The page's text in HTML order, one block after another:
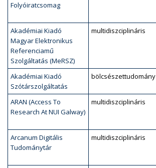
Folyóiratcsomag
Akadémiai Kiadó
Magyar Elektronikus
Referenciamű
Szolgáltatás (MeRSZ)
multidiszciplináris
Akadémiai Kiadó
Szótárszolgáltatás
bölcsészettudomány
ARAN (Access To
Research At NUI Galway)
multidiszciplináris
Arcanum Digitális
Tudománytár
multidiszciplináris